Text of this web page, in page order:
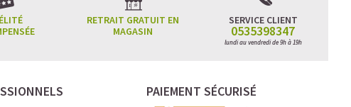
RETRAIT GRATUIT EN
MAGASIN
SERVICE CLIENT
0535398347
lundi au vendredi de 9h à 19h
PAIEMENT SÉCURISÉ